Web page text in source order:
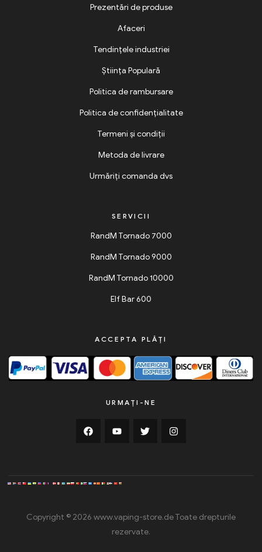
Prezentări de produse
Afaceri
Tendințele industriei
Știința Populară
Politica de rambursare
Politica de confidențialitate
Termeni și condiții
Metoda de livrare
Urmăriți comanda dvs
SERVICII
RandM Tornado 7000
RandM Tornado 9000
RandM Tornado 10000
Elf Bar 600
ACCEPTA PLĂȚI
URMAȚI-NE
Copyright © 2026 www.vaping-store.de Toate drepturile
rezervate.